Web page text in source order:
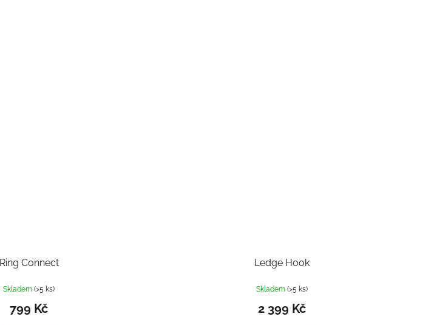
Ring Connect
Skladem(>5 ks)
799 Kč
Ledge Hook
Skladem(>5 ks)
2 399 Kč